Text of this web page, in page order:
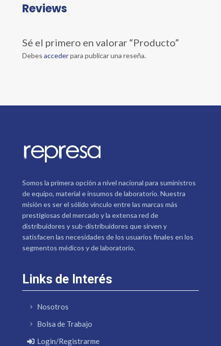
Reviews
Sé el primero en valorar “Producto”
Debes accederpara publicar una reseña.
Somos la primera opción a nivel nacional para suministros
de equipo, material e insumos de laboratorio. Nuestra
misión es ser el sólido vínculo entre las marcas más
prestigiosas del mercado y la extensa red de
distribuidores y sub-distribuidores que sirven y
satisfacen las necesidades de los usuarios finales en los
segmentos médicos y de laboratorio.
Links de Interés
Nosotros
Bolsa de Trabajo
Login/Registrarme